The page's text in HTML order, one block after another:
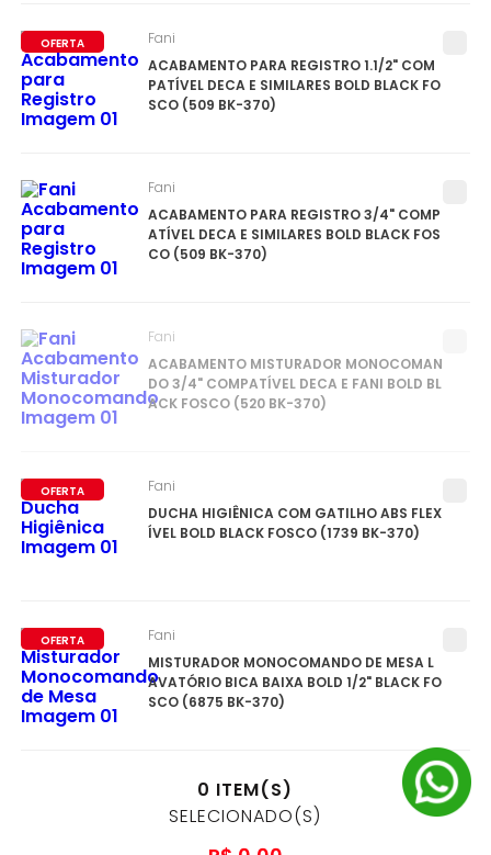
OFERTA
ACABAMENTO PARA REGISTRO 1.1/2" COM
PATÍVEL DECA E SIMILARES BOLD BLACK FO
SCO (509 BK-370)
Fani
ACABAMENTO PARA REGISTRO 3/4" COMP
ATÍVEL DECA E SIMILARES BOLD BLACK FOS
CO (509 BK-370)
Fani
ACABAMENTO MISTURADOR MONOCOMAN
DO 3/4" COMPATÍVEL DECA E FANI BOLD BL
ACK FOSCO (520 BK-370)
Fani
OFERTA
DUCHA HIGIÊNICA COM GATILHO ABS FLEX
ÍVEL BOLD BLACK FOSCO (1739 BK-370)
Fani
OFERTA
MISTURADOR MONOCOMANDO DE MESA L
AVATÓRIO BICA BAIXA BOLD 1/2" BLACK FO
SCO (6875 BK-370)
Fani
0 ITEM(S)
SELECIONADO(S)